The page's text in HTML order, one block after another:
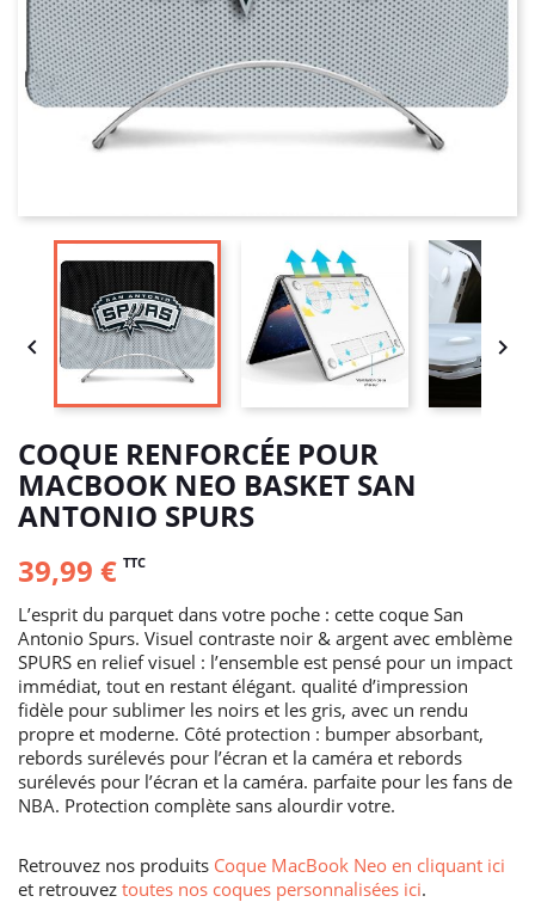
 
COQUE RENFORCÉE POUR
MACBOOK NEO BASKET SAN
ANTONIO SPURS
39,99 € TTC
L’esprit du parquet dans votre poche : cette coque San
Antonio Spurs. Visuel contraste noir & argent avec emblème
SPURS en relief visuel : l’ensemble est pensé pour un impact
immédiat, tout en restant élégant. qualité d’impression
fidèle pour sublimer les noirs et les gris, avec un rendu
propre et moderne. Côté protection : bumper absorbant,
rebords surélevés pour l’écran et la caméra et rebords
surélevés pour l’écran et la caméra. parfaite pour les fans de
NBA. Protection complète sans alourdir votre.
Retrouvez nos produits Coque MacBook Neo en cliquant ici
et retrouvez toutes nos coques personnalisées ici.